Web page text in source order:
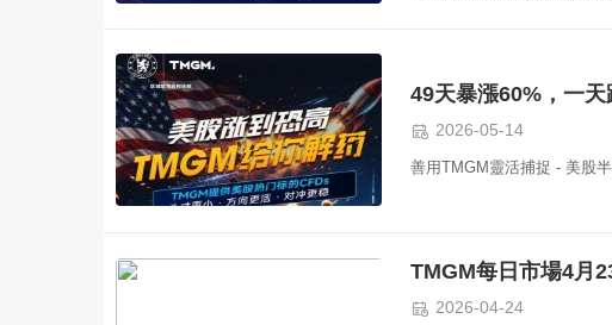
 2026-05-14
善用TMGM靈活捕捉 - 美股
TMGM每日市場4月
 2026-04-24